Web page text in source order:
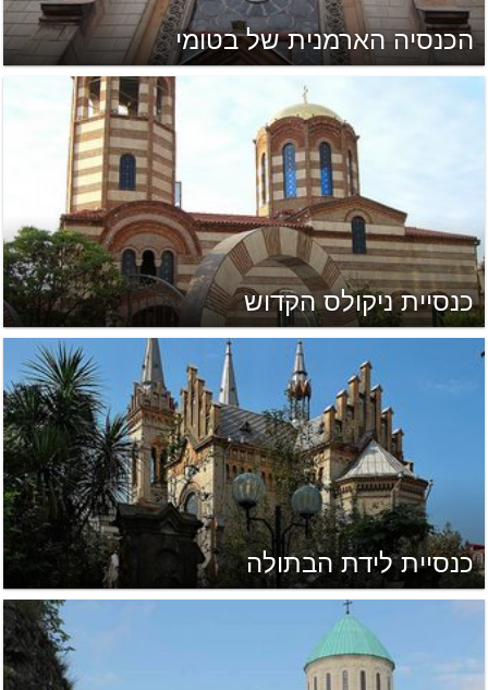
הכנסיה הארמנית של בטומי
כנסיית ניקולס הקדוש
כנסיית לידת הבתולה